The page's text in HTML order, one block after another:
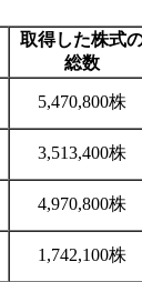
取得した株式
総数
5,470,800株
3,513,400株
4,970,800株
1,742,100株